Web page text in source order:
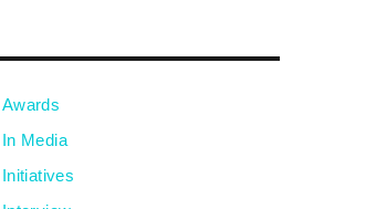
Awards
In Media
Initiatives